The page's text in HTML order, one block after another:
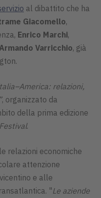
al dibattito che ha
Giacomello,
Enrico Marchi,
Armando Varricchio, già
relazioni,
, organizzato da
della prima edizione
.
relazioni economiche
attenzione
e alle
"Le aziende